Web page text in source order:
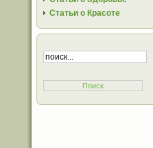
Статьи о Красоте